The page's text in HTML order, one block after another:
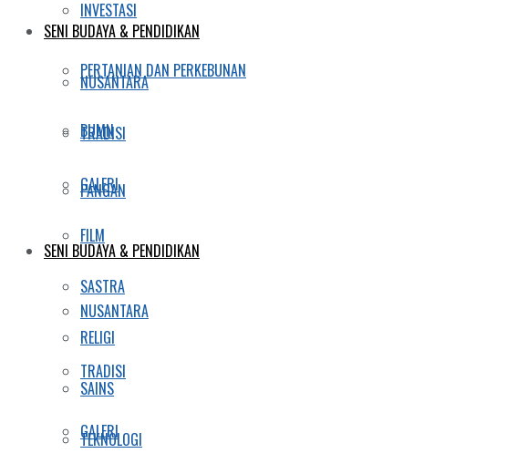
SENI BUDAYA & PENDIDIKAN
NUSANTARA
TRADISI
GALERI
FILM
SASTRA
RELIGI
SAINS
TEKNOLOGI
INVESTASI
PERTANIAN DAN PERKEBUNAN
BUMN
PANGAN
SENI BUDAYA & PENDIDIKAN
NUSANTARA
TRADISI
GALERI